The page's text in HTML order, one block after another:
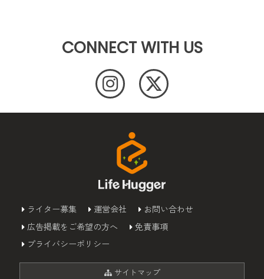
CONNECT WITH US
ライター募集 運営会社
お問い合わせ
広告掲載をご希望の方へ
免責事項
プライバシーポリシー
サイトマップ